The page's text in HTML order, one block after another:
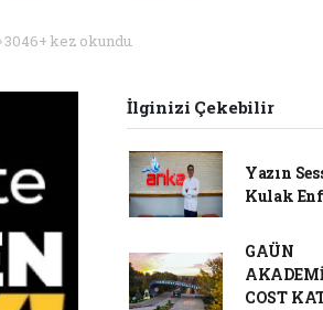
3046+ kez okundu.
İlginizi Çekebilir
Yazın
Kulak
GAÜN
COST